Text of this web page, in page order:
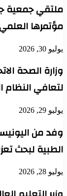
ملتقي جمعية
مؤتمرها
يوليو 30, 2026
وزارة الصحة
لتعافي النظام
يوليو 29, 2026
وفد من
الطبية لبحث
يوليو 28, 2026